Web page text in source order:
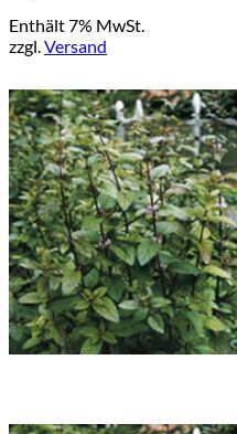
Enthält 7% MwSt.
zzgl.Versand